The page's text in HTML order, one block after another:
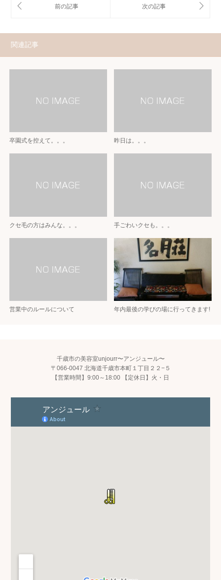
関連記事
卒園式を控えて。。。 昨日は。。。
クセ毛の方はみんな。。。 手ごわいクセも。。。
営業中のルールについて 年内最後の学びの場に行ってきます!
千歳市の美容室unjourr〜アンジュール〜
〒066-0047 北海道千歳市本町１丁目２２−５
【営業時間】9:00～18:00 【定休日】火・日